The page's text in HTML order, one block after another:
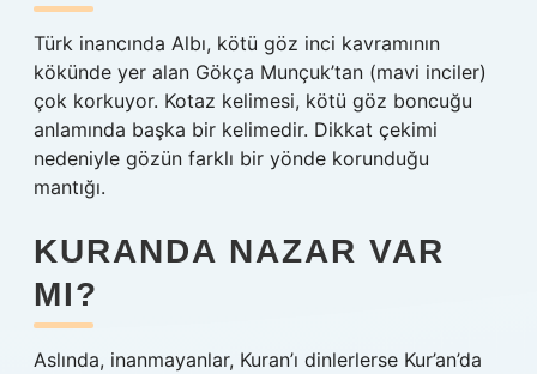
Türk inancında Albı, kötü göz inci kavramının
kökünde yer alan Gökça Munçuk’tan (mavi inciler)
çok korkuyor. Kotaz kelimesi, kötü göz boncuğu
anlamında başka bir kelimedir. Dikkat çekimi
nedeniyle gözün farklı bir yönde korunduğu
mantığı.
KURANDA NAZAR VAR
MI?
Aslında, inanmayanlar, Kuran’ı dinlerlerse Kur’an’da